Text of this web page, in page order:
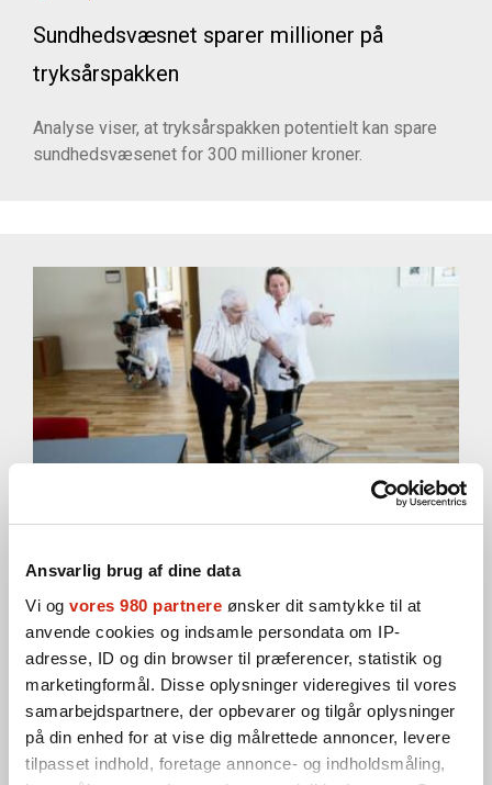
Ansvarlig brug af dine data
Vi og vores 980 partnere ønsker dit samtykke til at
anvende cookies og indsamle persondata om IP-
adresse, ID og din browser til præferencer, statistik og
marketingformål. Disse oplysninger videregives til vores
samarbejdspartnere, der opbevarer og tilgår oplysninger
på din enhed for at vise dig målrettede annoncer, levere
tilpasset indhold, foretage annonce- og indholdsmåling,
Sundhedsvæsnet sparer millioner på
tryksårspakken
Analyse viser, at tryksårspakken potentielt kan spare
sundhedsvæsenet for 300 millioner kroner.
Nyheder 26. oktober 2012
Projekt skal styrke patientsikkerheden i
kommunerne
Sundhedsministeriet, KL og Dansk Selskab for
Patientsikkerhed søsætter projekt I sikre hænder.